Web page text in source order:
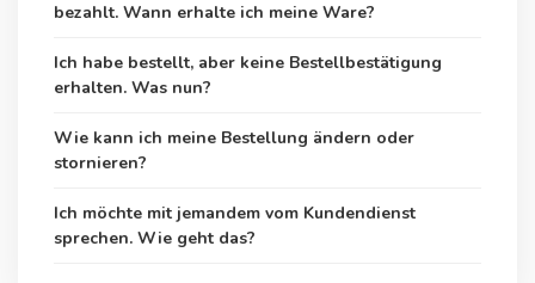
bezahlt. Wann erhalte ich meine Ware?
Ich habe bestellt, aber keine Bestellbestätigung
erhalten. Was nun?
Wie kann ich meine Bestellung ändern oder
stornieren?
Ich möchte mit jemandem vom Kundendienst
sprechen. Wie geht das?